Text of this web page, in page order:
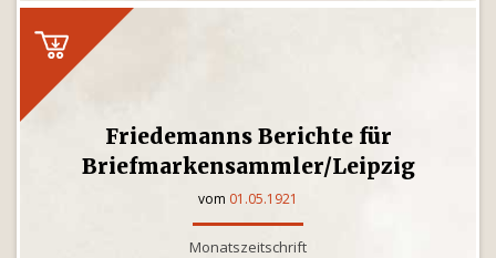
Friedemanns Berichte für
Briefmarkensammler/Leipzig
vom 01.05.1921
Monatszeitschrift